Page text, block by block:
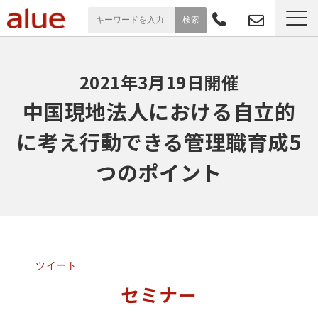
導入事例
お役立ち情報
セミナー
2021年3月19日開催
中国現地法人における自立的
に考え行動できる管理職育成5
つのポイント
ツイート
セミナー